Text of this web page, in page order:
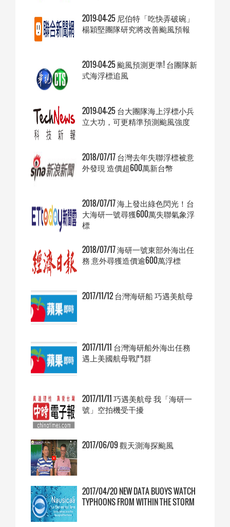
2019-04-25 尼伯特「吃快弄破碗」
楊穎堅團隊研究將改善颱風預報
2019-04-25 颱風預測更準! 台團隊新
式海浮標追風
2019-04-25 台大團隊海上浮標小兵
立大功，可更精準預測颱風強度
2018/07/17 台灣去年失聯浮標被意
外發現 造價超600萬新台幣
2018/07/17 海上發出綠色閃光！台
大海研一號尋獲600萬失聯氣象浮
標
2018/07/17 海研一號東部外海出任
務 意外尋獲造價逾600萬浮標
2017/11/12 台灣海研船 巧遇美航母
2017/11/11 台灣海研船外海出任務
遇上美國航母戰鬥群
2017/11/11 巧遇美航母 我「海研一
號」空拍機受干擾
2017/06/09 觀天測海探颱風
2017/04/20 NEW DATA BUOYS WATCH
TYPHOONS FROM WITHIN THE STORM